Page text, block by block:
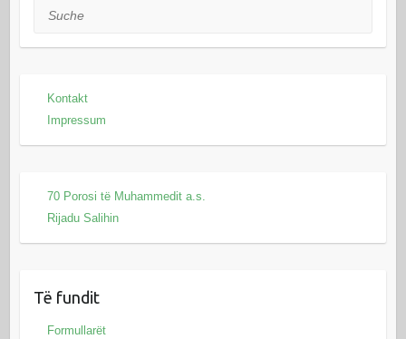
Suche
Kontakt
Impressum
70 Porosi të Muhammedit a.s.
Rijadu Salihin
Të fundit
Formullarët